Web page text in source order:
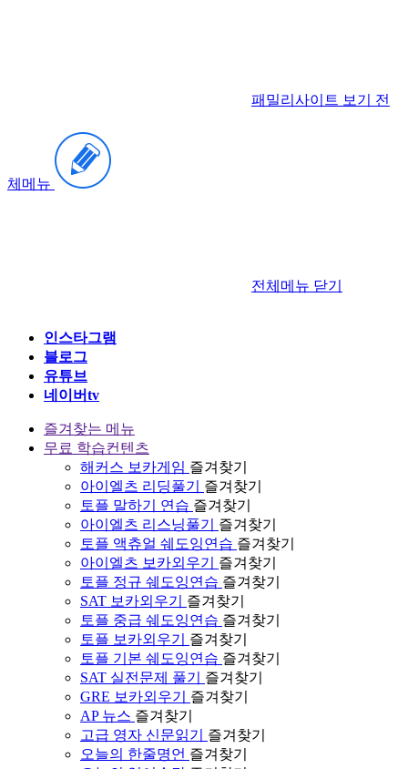
패밀리사이트 보기 전
체메뉴
전체메뉴 닫기
인스타그램
블로그
유튜브
네이버tv
즐겨찾는 메뉴
무료 학습컨텐츠
해커스 보카게임 즐겨찾기
아이엘츠 리딩풀기
즐겨찾기
토플 말하기 연습 즐겨찾기
아이엘츠 리스닝풀기
즐겨찾기
토플 액츄얼 쉐도잉연습 즐겨찾기
아이엘츠 보카외우기
즐겨찾기
토플 정규 쉐도잉연습 즐겨찾기
SAT 보카외우기
즐겨찾기
토플 중급 쉐도잉연습 즐겨찾기
토플 보카외우기
즐겨찾기
토플 기본 쉐도잉연습 즐겨찾기
SAT 실전문제 풀기
즐겨찾기
GRE 보카외우기
즐겨찾기
AP 뉴스 즐겨찾기
고급 영자 신문읽기
즐겨찾기
오늘의 한줄명언 즐겨찾기